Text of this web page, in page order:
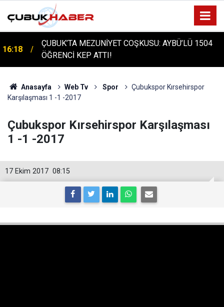
16:14
ÇUBUK'TA TARİHİ GÜN: PROTÜRK PLAZMA
FRAKSİNASYON TESİSİ'NİN TEMELİ ATILDI
Anasayfa Web Tv Spor
Çubukspor Kırsehirspor
Karşılaşması 1 -1 -2017
Çubukspor Kırsehirspor Karşılaşması
1 -1 -2017
08:15
17 Ekim 2017